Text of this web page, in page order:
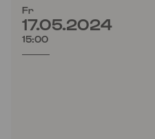
Fr
17.05.2024
15:00